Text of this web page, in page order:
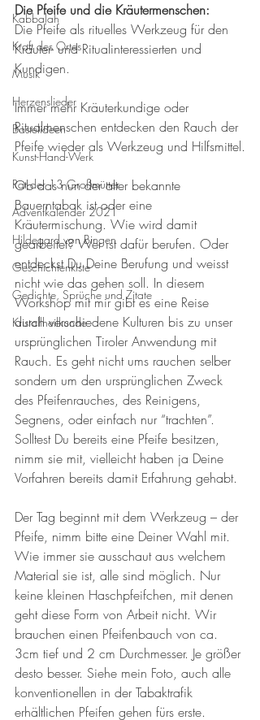
Kabbalah
Kraft des Ortes
Musik
Herzenslieder
Bastelideen
Kunst-Hand-Werk
Rat der 13 Großmütter
Adventkalender 2021
Hildegard von Bingen
Geschichtenkiste
Gedichte, Sprüche und Zitate
Kristallheilkunde
Die Pfeife und die Kräutermenschen:
Die Pfeife als rituelles Werkzeug für den
Kräuter- und Ritualinteressierten und
Kundigen.
Immer mehr Kräuterkundige oder
Ritualmenschen entdecken den Rauch der
Pfeife wieder als Werkzeug und Hilfsmittel.
Ob das nun der alter bekannte
Bauerntabak ist oder eine
Kräutermischung. Wie wird damit
gearbeitet? Wer ist dafür berufen. Oder
entdeckst Du Deine Berufung und weisst
nicht wie das gehen soll. In diesem
Workshop mit mir gibt es eine Reise
durch verschiedene Kulturen bis zu unser
ursprünglichen Tiroler Anwendung mit
Rauch. Es geht nicht ums rauchen selber
sondern um den ursprünglichen Zweck
des Pfeifenrauches, des Reinigens,
Segnens, oder einfach nur “trachten”.
Solltest Du bereits eine Pfeife besitzen,
nimm sie mit, vielleicht haben ja Deine
Vorfahren bereits damit Erfahrung gehabt.
Der Tag beginnt mit dem Werkzeug – der
Pfeife, nimm bitte eine Deiner Wahl mit.
Wie immer sie ausschaut aus welchem
Material sie ist, alle sind möglich. Nur
keine kleinen Haschpfeifchen, mit denen
geht diese Form von Arbeit nicht. Wir
brauchen einen Pfeifenbauch von ca.
3cm tief und 2 cm Durchmesser. Je größer
desto besser. Siehe mein Foto, auch alle
konventionellen in der Tabaktrafik
erhältlichen Pfeifen gehen fürs erste.